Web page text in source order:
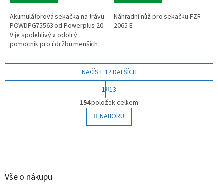
Akumulátorová sekačka na trávu
POWDPG75563 od Powerplus 20
V je spolehlivý a odolný
pomocník pro údržbu menších
motoru nabízí vyšší výkon,
Náhradní nůž pro sekačku FZR
2065-E
O
v
l
á
NAČÍST 12 DALŠÍCH
S
t
r
á
n
k
v
1 13
154položek celkem
NAHORU
Z
Vše o nákupu